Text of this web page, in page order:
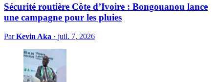
Sécurité routière Côte d’Ivoire : Bongouanou lance
une campagne pour les pluies
ParKevin Aka · juil. 7, 2026